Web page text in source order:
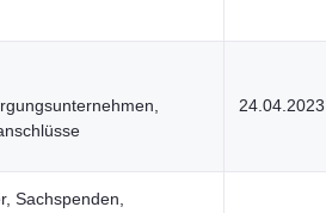
24.04.2023
Sachspenden,